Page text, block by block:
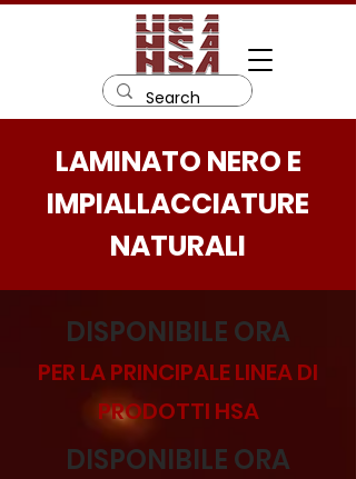
LAMINATO NERO E
IMPIALLACCIATURE
NATURALI
DISPONIBILE ORA
PER LA PRINCIPALE LINEA DI
PRODOTTI HSA
DISPONIBILE ORA